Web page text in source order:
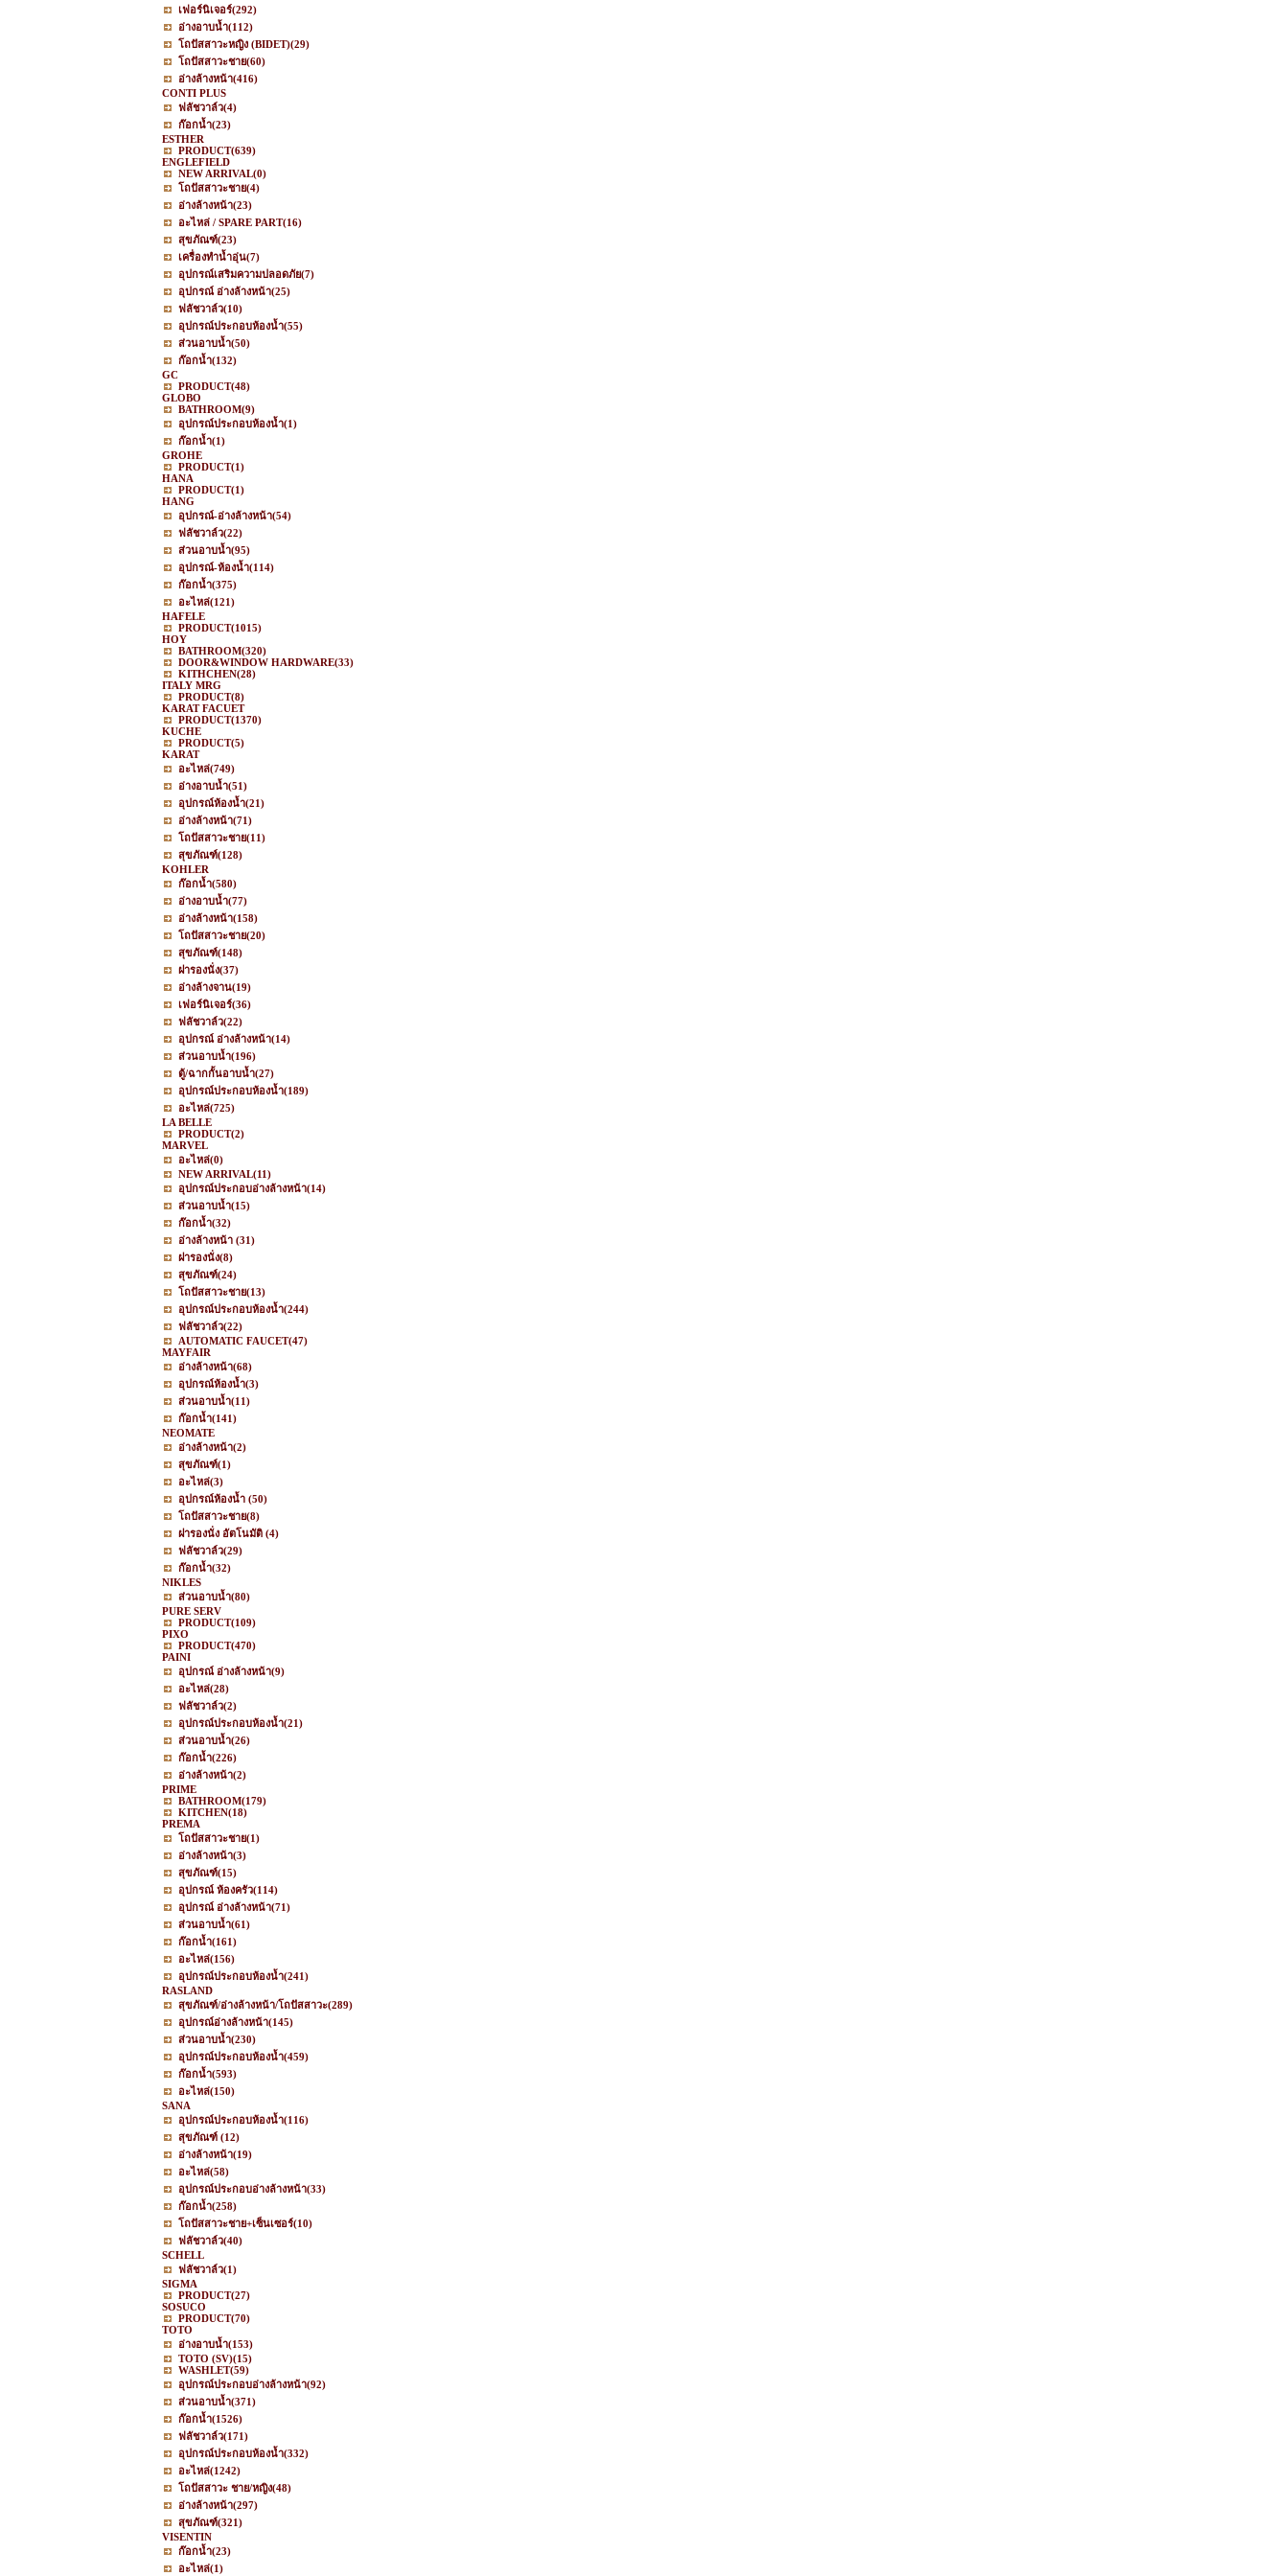
เฟอร์นิเจอร์(292)
อ่างอาบน้ำ(112)
โถปัสสาวะหญิง (BIDET)(29)
โถปัสสาวะชาย(60)
อ่างล้างหน้า(416)
CONTI PLUS
ฟลัชวาล์ว(4)
ก๊อกน้ำ(23)
ESTHER
PRODUCT(639)
ENGLEFIELD
NEW ARRIVAL(0)
โถปัสสาวะชาย(4)
อ่างล้างหน้า(23)
อะไหล่ / SPARE PART(16)
สุขภัณฑ์(23)
เครื่องทำน้ำอุ่น(7)
อุปกรณ์เสริมความปลอดภัย(7)
อุปกรณ์ อ่างล้างหน้า(25)
ฟลัชวาล์ว(10)
อุปกรณ์ประกอบห้องน้ำ(55)
ส่วนอาบน้ำ(50)
ก๊อกน้ำ(132)
GC
PRODUCT(48)
GLOBO
BATHROOM(9)
อุปกรณ์ประกอบห้องน้ำ(1)
ก๊อกน้ำ(1)
GROHE
PRODUCT(1)
HANA
PRODUCT(1)
HANG
อุปกรณ์-อ่างล้างหน้า(54)
ฟลัชวาล์ว(22)
ส่วนอาบน้ำ(95)
อุปกรณ์-ห้องน้ำ(114)
ก๊อกน้ำ(375)
อะไหล่(121)
HAFELE
PRODUCT(1015)
HOY
BATHROOM(320)
DOOR&WINDOW HARDWARE(33)
KITHCHEN(28)
ITALY MRG
PRODUCT(8)
KARAT FACUET
PRODUCT(1370)
KUCHE
PRODUCT(5)
KARAT
อะไหล่(749)
อ่างอาบน้ำ(51)
อุปกรณ์ห้องน้ำ(21)
อ่างล้างหน้า(71)
โถปัสสาวะชาย(11)
สุขภัณฑ์(128)
KOHLER
ก๊อกน้ำ(580)
อ่างอาบน้ำ(77)
อ่างล้างหน้า(158)
โถปัสสาวะชาย(20)
สุขภัณฑ์(148)
ฝารองนั่ง(37)
อ่างล้างจาน(19)
เฟอร์นิเจอร์(36)
ฟลัชวาล์ว(22)
อุปกรณ์ อ่างล้างหน้า(14)
ส่วนอาบน้ำ(196)
ตู้/ฉากกั้นอาบน้ำ(27)
อุปกรณ์ประกอบห้องน้ำ(189)
อะไหล่(725)
LA BELLE
PRODUCT(2)
MARVEL
อะไหล่(0)
NEW ARRIVAL(11)
อุปกรณ์ประกอบอ่างล้างหน้า(14)
ส่วนอาบน้ำ(15)
ก๊อกน้ำ(32)
อ่างล้างหน้า (31)
ฝารองนั่ง(8)
สุขภัณฑ์(24)
โถปัสสาวะชาย(13)
อุปกรณ์ประกอบห้องน้ำ(244)
ฟลัชวาล์ว(22)
AUTOMATIC FAUCET(47)
MAYFAIR
อ่างล้างหน้า(68)
อุปกรณ์ห้องน้ำ(3)
ส่วนอาบน้ำ(11)
ก๊อกน้ำ(141)
NEOMATE
อ่างล้างหน้า(2)
สุขภัณฑ์(1)
อะไหล่(3)
อุปกรณ์ห้องน้ำ (50)
โถปัสสาวะชาย(8)
ฝารองนั่ง อัตโนมัติ (4)
ฟลัชวาล์ว(29)
ก๊อกน้ำ(32)
NIKLES
ส่วนอาบน้ำ(80)
PURE SERV
PRODUCT(109)
PIXO
PRODUCT(470)
PAINI
อุปกรณ์ อ่างล้างหน้า(9)
อะไหล่(28)
ฟลัชวาล์ว(2)
อุปกรณ์ประกอบห้องน้ำ(21)
ส่วนอาบน้ำ(26)
ก๊อกน้ำ(226)
อ่างล้างหน้า(2)
PRIME
BATHROOM(179)
KITCHEN(18)
PREMA
โถปัสสาวะชาย(1)
อ่างล้างหน้า(3)
สุขภัณฑ์(15)
อุปกรณ์ ห้องครัว(114)
อุปกรณ์ อ่างล้างหน้า(71)
ส่วนอาบน้ำ(61)
ก๊อกน้ำ(161)
อะไหล่(156)
อุปกรณ์ประกอบห้องน้ำ(241)
RASLAND
สุขภัณฑ์/อ่างล้างหน้า/โถปัสสาวะ(289)
อุปกรณ์อ่างล้างหน้า(145)
ส่วนอาบน้ำ(230)
อุปกรณ์ประกอบห้องน้ำ(459)
ก๊อกน้ำ(593)
อะไหล่(150)
SANA
อุปกรณ์ประกอบห้องน้ำ(116)
สุขภัณฑ์ (12)
อ่างล้างหน้า(19)
อะไหล่(58)
อุปกรณ์ประกอบอ่างล้างหน้า(33)
ก๊อกน้ำ(258)
โถปัสสาวะชาย+เซ็นเซอร์(10)
ฟลัชวาล์ว(40)
SCHELL
ฟลัชวาล์ว(1)
SIGMA
PRODUCT(27)
SOSUCO
PRODUCT(70)
TOTO
อ่างอาบน้ำ(153)
TOTO (SV)(15)
WASHLET(59)
อุปกรณ์ประกอบอ่างล้างหน้า(92)
ส่วนอาบน้ำ(371)
ก๊อกน้ำ(1526)
ฟลัชวาล์ว(171)
อุปกรณ์ประกอบห้องน้ำ(332)
อะไหล่(1242)
โถปัสสาวะ ชาย/หญิง(48)
อ่างล้างหน้า(297)
สุขภัณฑ์(321)
VISENTIN
ก๊อกน้ำ(23)
อะไหล่(1)